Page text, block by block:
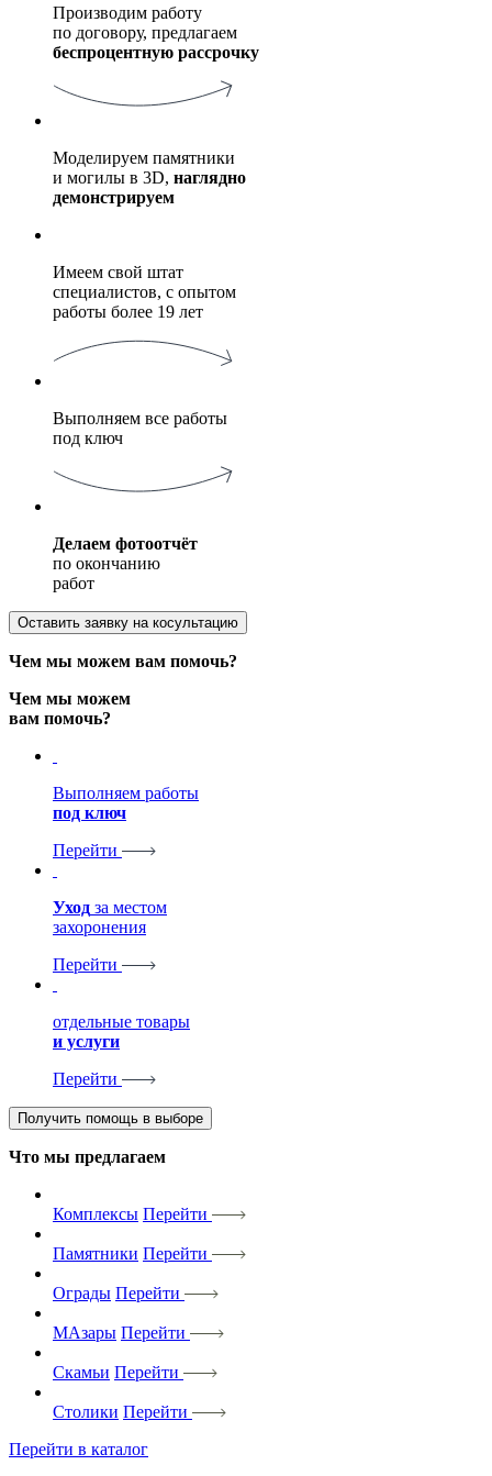
Производим работу
по договору, предлагаем
беспроцентную рассрочку
Моделируем памятники
и могилы в 3D, наглядно
демонстрируем
Имеем свой штат
специалистов, с опытом
работы более 19 лет
Выполняем все работы
под ключ
Делаем фотоотчёт
по окончанию
работ
Оставить заявку на косультацию
Чем мы можем вам помочь?
Чем мы можем
вам помочь?
Выполняем работы
под ключ
Перейти
Уход за местом
захоронения
Перейти
отдельные товары
и услуги
Перейти
Получить помощь в выборе
Что мы предлагаем
Комплексы Перейти
Памятники Перейти
Ограды Перейти
МАзары Перейти
Скамьи Перейти
Столики Перейти
Перейти в каталог